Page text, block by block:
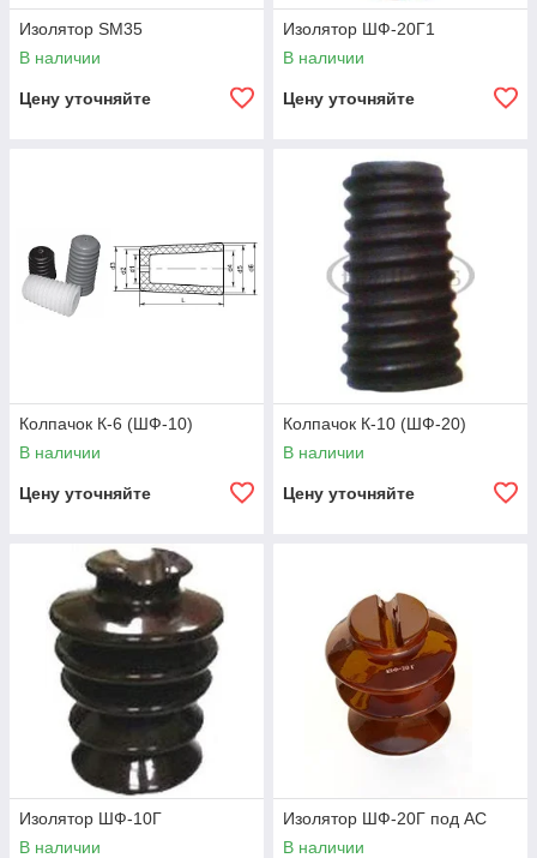
Изолятор SM35
В наличии
Цену уточняйте
Изолятор ШФ-20Г1
В наличии
Цену уточняйте
Колпачок К-6 (ШФ-10)
В наличии
Цену уточняйте
Колпачок К-10 (ШФ-20)
В наличии
Цену уточняйте
Изолятор ШФ-10Г
В наличии
Изолятор ШФ-20Г под АС
В наличии